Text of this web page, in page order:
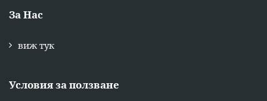
За Нас
виж тук
Условия за ползване